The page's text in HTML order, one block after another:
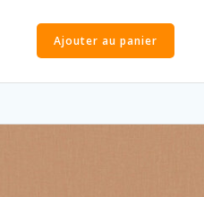
Ajouter au panier